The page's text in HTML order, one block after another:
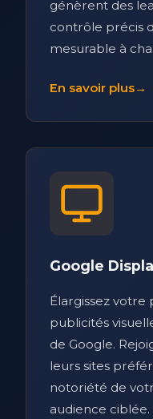
génèrent des
contrôle précis
mesurable à
En savoir plus→
Google
Élargissez votre
publicités
de Google.
leurs sites
notoriété de
audience ciblée.